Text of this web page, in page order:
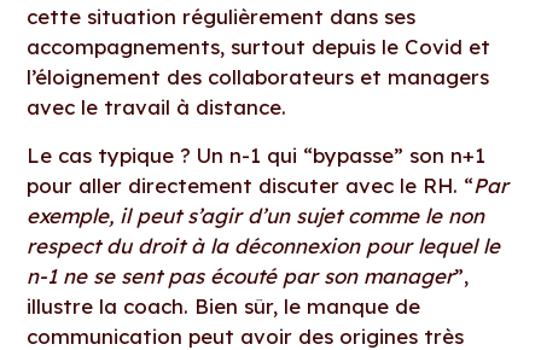
cette situation régulièrement dans ses
accompagnements, surtout depuis le Covid et
l’éloignement des collaborateurs et managers
avec le travail à distance.
Le cas typique ? Un n-1 qui “bypasse” son n+1
pour aller directement discuter avec le RH. “Par
exemple, il peut s’agir d’un sujet comme le non
respect du droit à la déconnexion pour lequel le
n-1 ne se sent pas écouté par son manager”,
illustre la coach. Bien sûr, le manque de
communication peut avoir des origines très